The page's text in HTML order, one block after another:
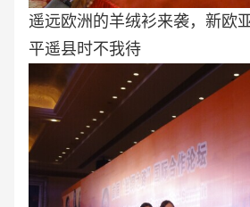
遥远欧洲的羊绒衫来袭，新欧
平遥县时不我待